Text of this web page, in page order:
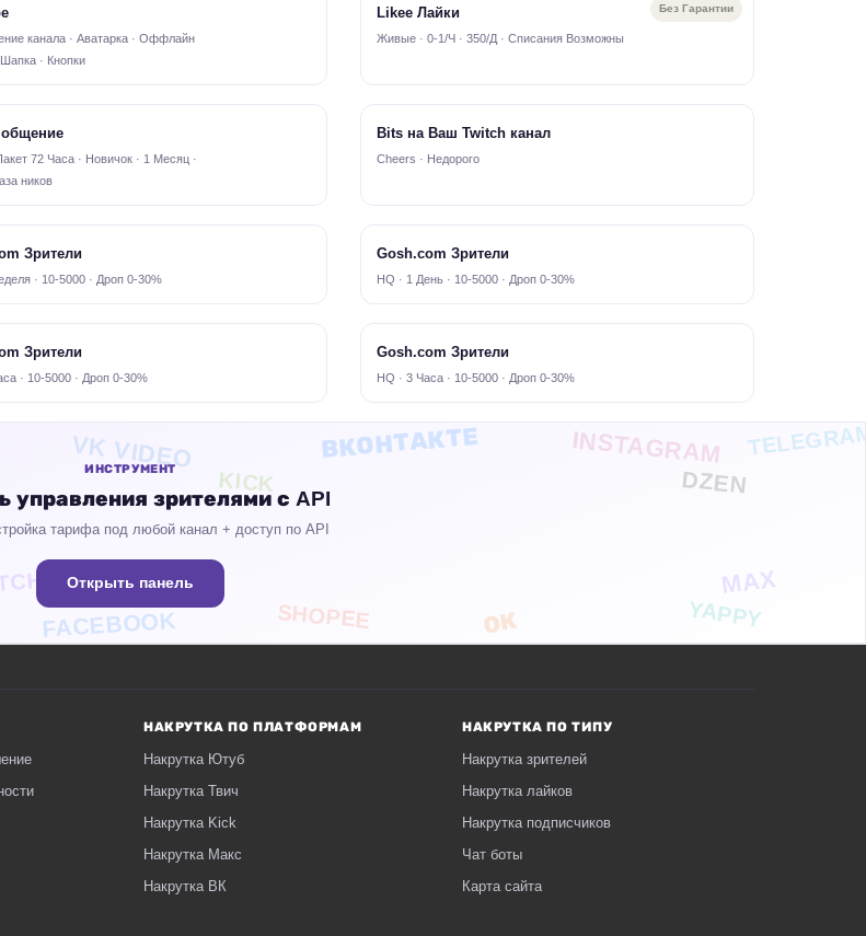
канала · Аватарка · Оффлайн
· Кнопки
Без Гарантии
Likee Лайки
Живые · 0-1/Ч · 350/Д · Списания Возможны
72 Часа · Новичок · 1 Месяц ·
ников
Bits на Ваш Twitch канал
Cheers · Недорого
Зрители
· 10-5000 · Дроп 0-30%
Gosh.com Зрители
HQ · 1 День · 10-5000 · Дроп 0-30%
Зрители
· 10-5000 · Дроп 0-30%
Gosh.com Зрители
HQ · 3 Часа · 10-5000 · Дроп 0-30%
VK VIDEO ВКОНТАКТЕ INSTAGRAM
FACEBOOK SHOPEE ОК YAPPY
DZEN
MAX
KICK
ИНСТРУМЕНТ
управления зрителями с API
тарифа под любой канал + доступ по API
Открыть панель
НАКРУТКА ПО ПЛАТФОРМАМ
Накрутка Ютуб
Накрутка Твич
Накрутка Kick
Накрутка Макс
Накрутка ВК
НАКРУТКА ПО ТИПУ
Накрутка зрителей
Накрутка лайков
Накрутка подписчиков
Чат боты
Карта сайта